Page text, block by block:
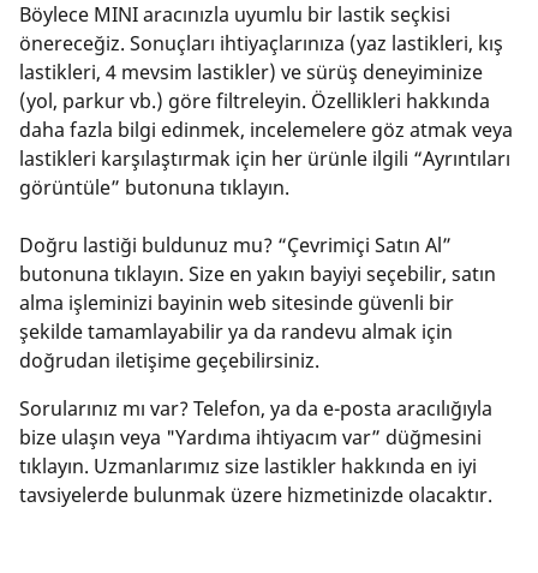
Böylece MINI aracınızla uyumlu bir lastik seçkisi
önereceğiz. Sonuçları ihtiyaçlarınıza (yaz lastikleri, kış
lastikleri, 4 mevsim lastikler) ve sürüş deneyiminize
(yol, parkur vb.) göre filtreleyin. Özellikleri hakkında
daha fazla bilgi edinmek, incelemelere göz atmak veya
lastikleri karşılaştırmak için her ürünle ilgili “Ayrıntıları
görüntüle” butonuna tıklayın.
Doğru lastiği buldunuz mu? “Çevrimiçi Satın Al”
butonuna tıklayın. Size en yakın bayiyi seçebilir, satın
alma işleminizi bayinin web sitesinde güvenli bir
şekilde tamamlayabilir ya da randevu almak için
doğrudan iletişime geçebilirsiniz.
Sorularınız mı var? Telefon, ya da e-posta aracılığıyla
bize ulaşın veya "Yardıma ihtiyacım var” düğmesini
tıklayın. Uzmanlarımız size lastikler hakkında en iyi
tavsiyelerde bulunmak üzere hizmetinizde olacaktır.